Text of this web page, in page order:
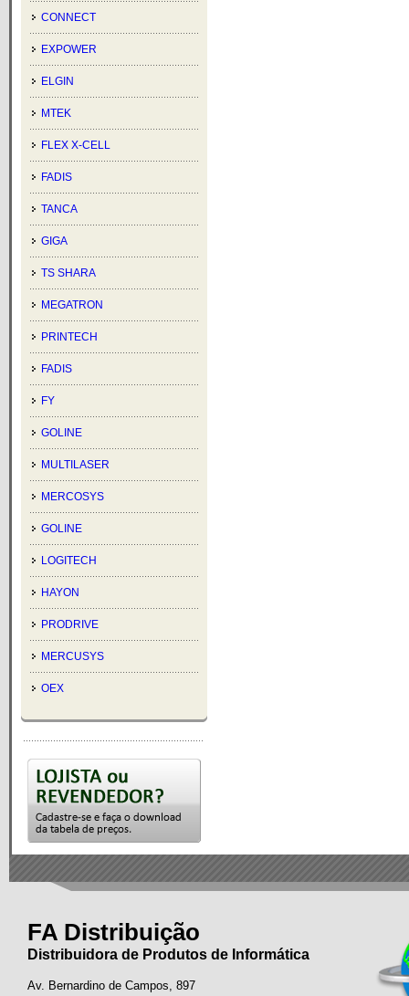
CONNECT
EXPOWER
ELGIN
MTEK
FLEX X-CELL
FADIS
TANCA
GIGA
TS SHARA
MEGATRON
PRINTECH
FADIS
FY
GOLINE
MULTILASER
MERCOSYS
GOLINE
LOGITECH
HAYON
PRODRIVE
MERCUSYS
OEX
FA Distribuição
Distribuidora de Produtos de Informática
Av. Bernardino de Campos, 897